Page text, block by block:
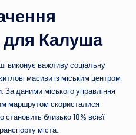
Калуша
важливу соціальну
масиви із міським центром
За даними міського управління
маршрутом скористалися
близько 18% всієї
міста.